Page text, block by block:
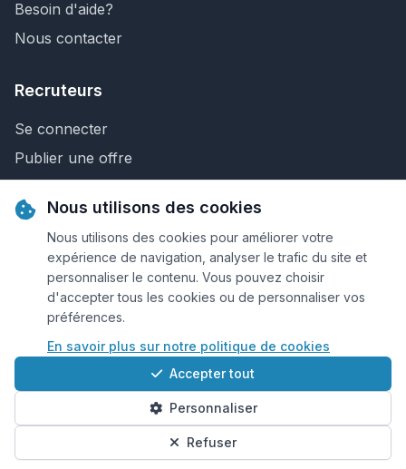
Besoin d'aide?
Nous contacter
Recruteurs
Se connecter
Publier une offre
Nous contacter
© 2026 Keejob.com. Tous droits réservés.
Conditions et règlement
Cookies
Qui sommes-nous?
Nous utilisons des cookies
Nous utilisons des cookies pour améliorer votre
expérience de navigation, analyser le trafic du site et
personnaliser le contenu. Vous pouvez choisir
d'accepter tous les cookies ou de personnaliser vos
préférences.
En savoir plus sur notre politique de cookies
Accepter tout
Personnaliser
Refuser